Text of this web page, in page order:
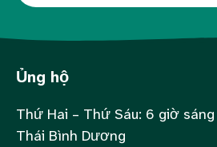
Ủng hộ
Thứ Hai – Thứ Sáu: 6 giờ
Thái Bình Dương